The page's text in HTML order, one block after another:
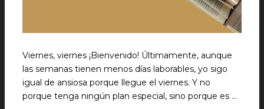
Viernes, viernes ¡Bienvenido! Últimamente, aunque
las semanas tienen menos días laborables, yo sigo
igual de ansiosa porque llegue el viernes. Y no
porque tenga ningún plan especial, sino porque es …